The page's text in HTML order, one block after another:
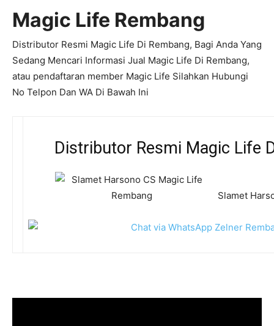
Magic Life Rembang
Distributor Resmi Magic Life Di Rembang, Bagi Anda Yang
Sedang Mencari Informasi Jual Magic Life Di Rembang,
atau pendaftaran member Magic Life Silahkan Hubungi
No Telpon Dan WA Di Bawah Ini
Distributor Resmi Magic Life
Slamet